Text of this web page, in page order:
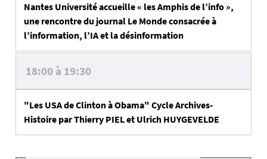
Nantes Université accueille « les Amphis de l’info »,
une rencontre du journal Le Monde consacrée à
l’information, l’IA et la désinformation
18:00 à 19:30
"Les USA de Clinton à Obama" Cycle Archives-
Histoire par Thierry PIEL et Ulrich HUYGEVELDE